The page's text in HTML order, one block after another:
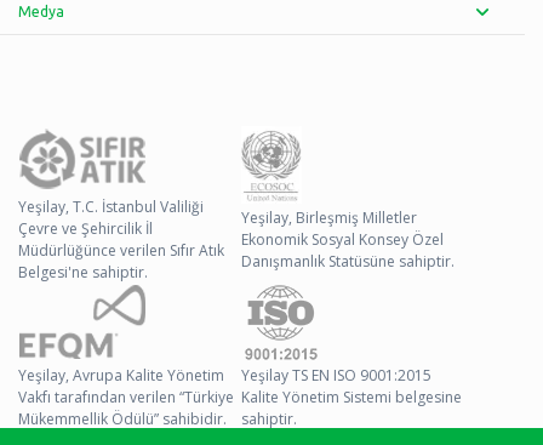
Medya
Yeşilay, T.C. İstanbul Valiliği
Çevre ve Şehircilik İl
Müdürlüğünce verilen Sıfır Atık
Belgesi'ne sahiptir.
Yeşilay, Birleşmiş Milletler
Ekonomik Sosyal Konsey Özel
Danışmanlık Statüsüne sahiptir.
Yeşilay, Avrupa Kalite Yönetim
Vakfı tarafından verilen “Türkiye
Mükemmellik Ödülü” sahibidir.
Yeşilay TS EN ISO 9001:2015
Kalite Yönetim Sistemi belgesine
sahiptir.